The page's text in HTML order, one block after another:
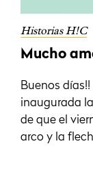
Historias H!C
Mucho
Buenos
inaugurada
de que el
arco y la